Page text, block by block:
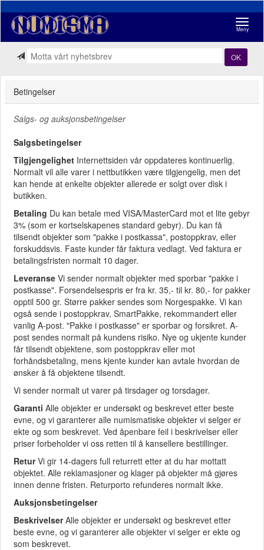
Meny
OK
Betingelser
Salgs- og auksjonsbetingelser
Salgsbetingelser
Tilgjengelighet Internettsiden vår oppdateres kontinuerlig.
Normalt vil alle varer i nettbutikken være tilgjengelig, men det
kan hende at enkelte objekter allerede er solgt over disk i
butikken.
Betaling Du kan betale med VISA/MasterCard mot et lite gebyr
3% (som er kortselskapenes standard gebyr). Du kan få
tilsendt objekter som "pakke i postkassa", postoppkrav, eller
forskuddsvis. Faste kunder får faktura vedlagt. Ved faktura er
betalingsfristen normalt 10 dager.
Leveranse Vi sender normalt objekter med sporbar "pakke i
postkasse". Forsendelsespris er fra kr. 35,- til kr. 80,- for pakker
opptil 500 gr. Større pakker sendes som Norgespakke. Vi kan
også sende i postoppkrav, SmartPakke, rekommandert eller
vanlig A-post. "Pakke i postkasse" er sporbar og forsikret. A-
post sendes normalt på kundens risiko. Nye og ukjente kunder
får tilsendt objektene, som postoppkrav eller mot
forhåndsbetaling, mens kjente kunder kan avtale hvordan de
ønsker å få objektene tilsendt.
Vi sender normalt ut varer på tirsdager og torsdager.
Garanti Alle objekter er undersøkt og beskrevet etter beste
evne, og vi garanterer alle numismatiske objekter vi selger er
ekte og som beskrevet. Ved åpenbare feil i beskrivelser eller
priser forbeholder vi oss retten til å kansellere bestillinger.
ReturVi gir 14-dagers full returrett etter at du har mottatt
objektet. Alle reklamasjoner og klager på objekter må gjøres
innen denne fristen. Returporto refunderes normalt ikke.
Auksjonsbetingelser
BeskrivelserAlle objekter er undersøkt og beskrevet etter
beste evne, og vi garanterer alle objekter vi selger er ekte og
som beskrevet.